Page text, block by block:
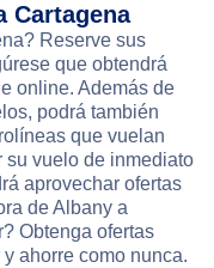
Cartagena
Reserve sus
que obtendrá
online. Además de
podrá también
que vuelan
su vuelo de inmediato
aprovechar ofertas
de Albany a
Obtenga ofertas
ahorre como nunca.